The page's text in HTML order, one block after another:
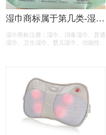
湿巾商标属于第几类-湿巾
「商标分类」
湿巾商标注册：湿巾、消毒湿巾、普通
湿巾、卫生湿巾、婴儿湿巾、功能性湿
标，我们产品应该选择一些什么具体商
标注册、 注册湿巾商标、普通湿巾商
标注册、卫生湿巾商标注册、婴儿湿巾
商标注册、功能性湿巾商标注册、湿巾
商标注册、湿巾商标注册代办、湿巾商
标注册代理要多久？湿巾商标注册价格
怎么样？ 湿巾商标注册流程以及材料
要哪些呢？湿巾商标注册代理时审核通